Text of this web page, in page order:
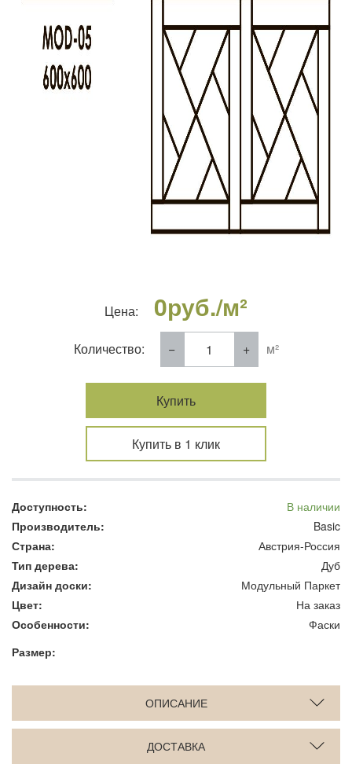
Цена: 0руб./м²
Количество: м²
Купить
Купить в 1 клик
Доступность:
В наличии
Производитель:
Basic
Страна:
Австрия-Россия
Тип дерева:
Дуб
Дизайн доски:
Модульный Паркет
Цвет:
На заказ
Особенности:
Фаски
Размер:
ОПИСАНИЕ
ДОСТАВКА